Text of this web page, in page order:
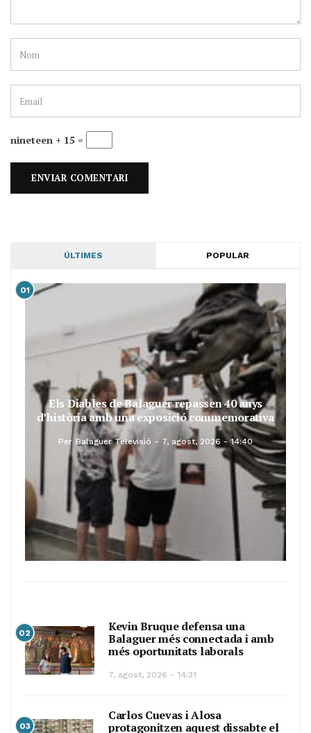
nineteen + 15 =
ÚLTIMES POPULAR
01
Els Diables de Balaguer repassen 40 anys
d’història amb una exposició commemorativa
Per Balaguer Televisió 7, agost, 2026 - 14:40
02
Kevin Bruque defensa una
Balaguer més connectada i amb
més oportunitats laborals
7, agost, 2026 - 14:31
03
Carlos Cuevas i Alosa
protagonitzen aquest dissabte el